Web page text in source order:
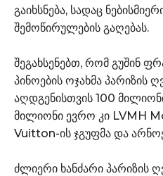
გაიხსნება, სადაც
შემოწირულების გაღებას.
შეგახსენებთ, რომ გუშინ
პინოების ოჯახმა პარიზის
აღდგენისთვის 100
მილიონი ევრო კი LVMH
Vuitton-ის ჯგუფმა და
ძლიერი ხანძარი პარიზის